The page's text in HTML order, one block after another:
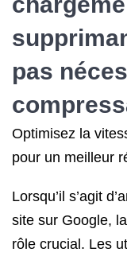
pas
Optimisez la
pour un meilleur
Lorsqu’il s’agit
site sur Google,
rôle crucial. Les